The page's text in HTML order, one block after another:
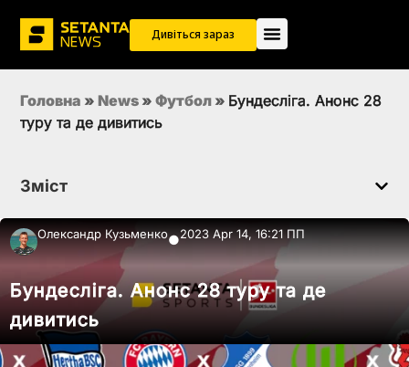
Дивіться зараз
Головна » News » Футбол » Бундесліга. Анонс 28
туру та де дивитись
Зміст
Олександр Кузьменко●2023 Apr 14, 16:21 ПП
Бундесліга. Анонс 28 туру та де
дивитись